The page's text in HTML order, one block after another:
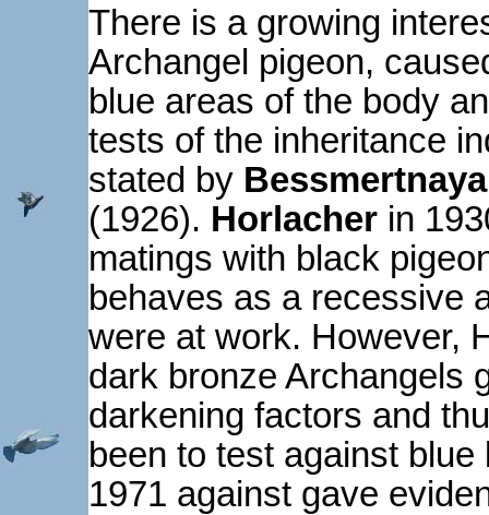
There is a growing
Archangel pigeon,
blue areas of the body
tests of the inheritance
stated by Bessmertnaya
(1926). Horlacher in
matings with black
behaves as a recessive
were at work. However,
dark bronze Archangels
darkening factors and
been to test against
1971 against gave